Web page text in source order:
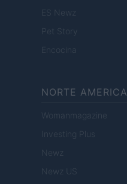
ES Newz
Pet Story
Encocina
NORTE AMERICA
Womanmagazine
Investing Plus
Newz
Newz US